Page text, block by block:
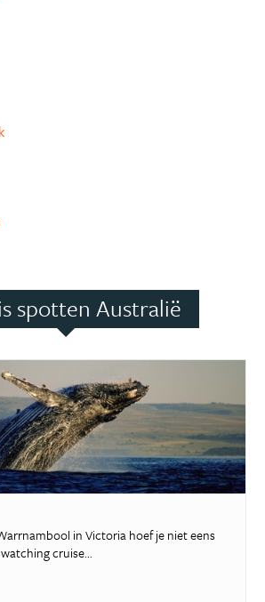
spotten Australië
in Victoria hoef je niet eens
cruise...